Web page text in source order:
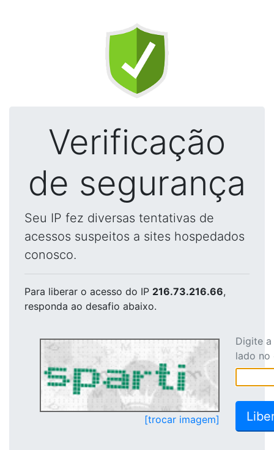
Verificação
de segurança
Seu IP fez diversas tentativas de
acessos suspeitos a sites hospedados
conosco.
Para liberar o acesso do IP 216.73.216.66,
responda ao desafio abaixo.
[trocar imagem]
Digite
lado no